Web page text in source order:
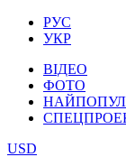
РУС
УКР
ВІДЕО
ФОТО
USD